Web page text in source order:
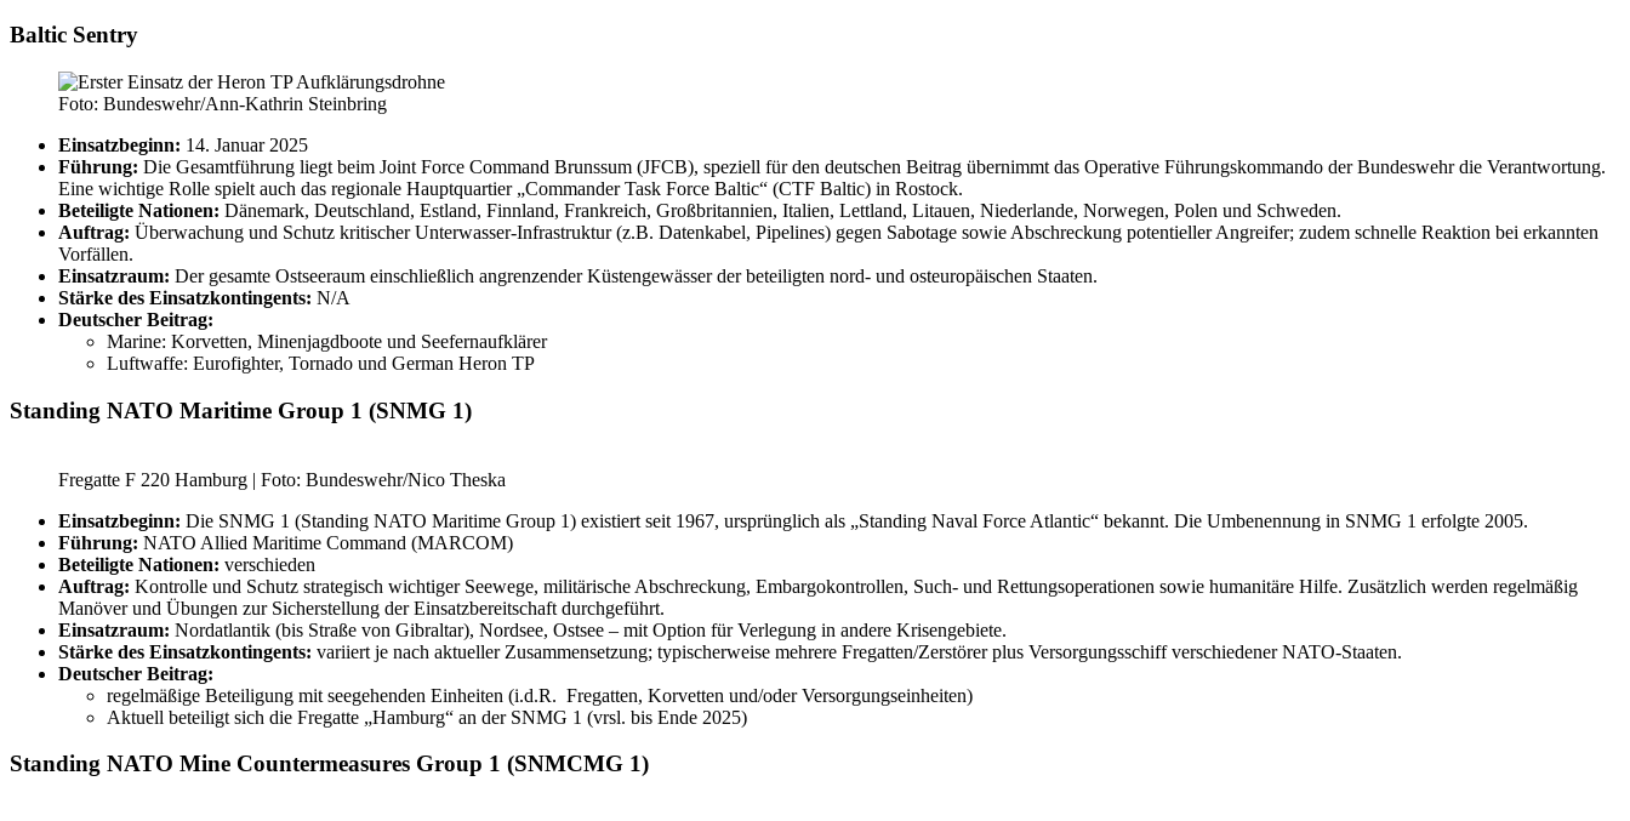
Baltic Sentry
Foto: Bundeswehr/Ann-Kathrin Steinbring
Einsatzbeginn: 14. Januar 2025
Führung: Die Gesamtführung liegt beim Joint Force Command Brunssum (JFCB), speziell für den deutschen Beitrag übernimmt das Operative Führungskommando der Bundeswehr die Verantwortung.
Eine wichtige Rolle spielt auch das regionale Hauptquartier „Commander Task Force Baltic“ (CTF Baltic) in Rostock.
Beteiligte Nationen: Dänemark, Deutschland, Estland, Finnland, Frankreich, Großbritannien, Italien, Lettland, Litauen, Niederlande, Norwegen, Polen und Schweden.
Auftrag: Überwachung und Schutz kritischer Unterwasser-Infrastruktur (z.B. Datenkabel, Pipelines) gegen Sabotage sowie Abschreckung potentieller Angreifer; zudem schnelle Reaktion bei erkannten
Vorfällen.
Einsatzraum: Der gesamte Ostseeraum einschließlich angrenzender Küstengewässer der beteiligten nord- und osteuropäischen Staaten.
Stärke des Einsatzkontingents: N/A
Deutscher Beitrag:
Marine: Korvetten, Minenjagdboote und Seefernaufklärer
Luftwaffe: Eurofighter, Tornado und German Heron TP
Standing NATO Maritime Group 1 (SNMG 1)
Fregatte F 220 Hamburg | Foto: Bundeswehr/Nico Theska
Einsatzbeginn: Die SNMG 1 (Standing NATO Maritime Group 1) existiert seit 1967, ursprünglich als „Standing Naval Force Atlantic“ bekannt. Die Umbenennung in SNMG 1 erfolgte 2005.
Führung: NATO Allied Maritime Command (MARCOM)
Beteiligte Nationen: verschieden
Auftrag: Kontrolle und Schutz strategisch wichtiger Seewege, militärische Abschreckung, Embargokontrollen, Such- und Rettungsoperationen sowie humanitäre Hilfe. Zusätzlich werden regelmäßig
Manöver und Übungen zur Sicherstellung der Einsatzbereitschaft durchgeführt.
Einsatzraum: Nordatlantik (bis Straße von Gibraltar), Nordsee, Ostsee – mit Option für Verlegung in andere Krisengebiete.
Stärke des Einsatzkontingents: variiert je nach aktueller Zusammensetzung; typischerweise mehrere Fregatten/Zerstörer plus Versorgungsschiff verschiedener NATO-Staaten.
Deutscher Beitrag:
regelmäßige Beteiligung mit seegehenden Einheiten (i.d.R. Fregatten, Korvetten und/oder Versorgungseinheiten)
Aktuell beteiligt sich die Fregatte „Hamburg“ an der SNMG 1 (vrsl. bis Ende 2025)
Standing NATO Mine Countermeasures Group 1 (SNMCMG 1)